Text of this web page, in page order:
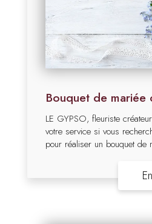
Bouquet de mariée
LE GYPSO, fleuriste
votre service si vous
pour réaliser un bouquet de